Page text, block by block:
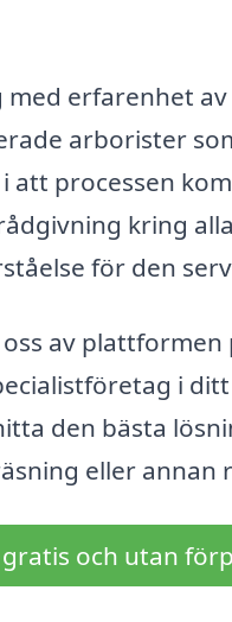
erfarenhet
arborister
att processen
kring
för den
av
i
den bästa
eller annan
och utan